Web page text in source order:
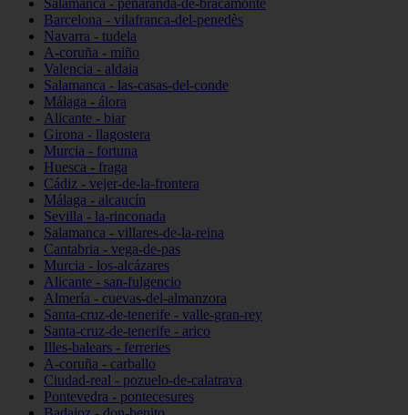
Salamanca - peñaranda-de-bracamonte
Barcelona - vilafranca-del-penedès
Navarra - tudela
A-coruña - miño
Valencia - aldaia
Salamanca - las-casas-del-conde
Málaga - álora
Alicante - biar
Girona - llagostera
Murcia - fortuna
Huesca - fraga
Cádiz - vejer-de-la-frontera
Málaga - alcaucín
Sevilla - la-rinconada
Salamanca - villares-de-la-reina
Cantabria - vega-de-pas
Murcia - los-alcázares
Alicante - san-fulgencio
Almería - cuevas-del-almanzora
Santa-cruz-de-tenerife - valle-gran-rey
Santa-cruz-de-tenerife - arico
Illes-balears - ferreries
A-coruña - carballo
Ciudad-real - pozuelo-de-calatrava
Pontevedra - pontecesures